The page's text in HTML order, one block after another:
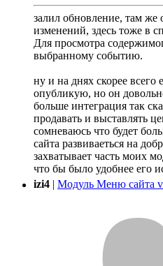
залил обновление, там же
изменений, здесь тоже в
Для просмотра
выбранному событию.
ну и на днях скорее
опубликую, но он
больше интеграция так
продавать и выставлять
сомневаюсь что будет
сайта развиваеться на
захватывает часть моих
что бы было удобнее его
izi4
Модуль Меню сайта